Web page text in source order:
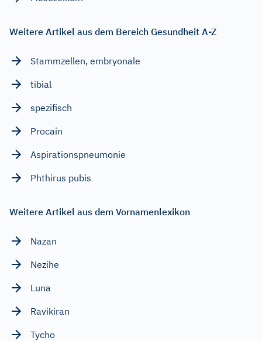
Weitere Artikel aus dem Bereich Gesundheit A-Z
Stammzellen, embryonale
tibial
spezifisch
Procain
Aspirationspneumonie
Phthirus pubis
Weitere Artikel aus dem Vornamenlexikon
Nazan
Nezihe
Luna
Ravikiran
Tycho